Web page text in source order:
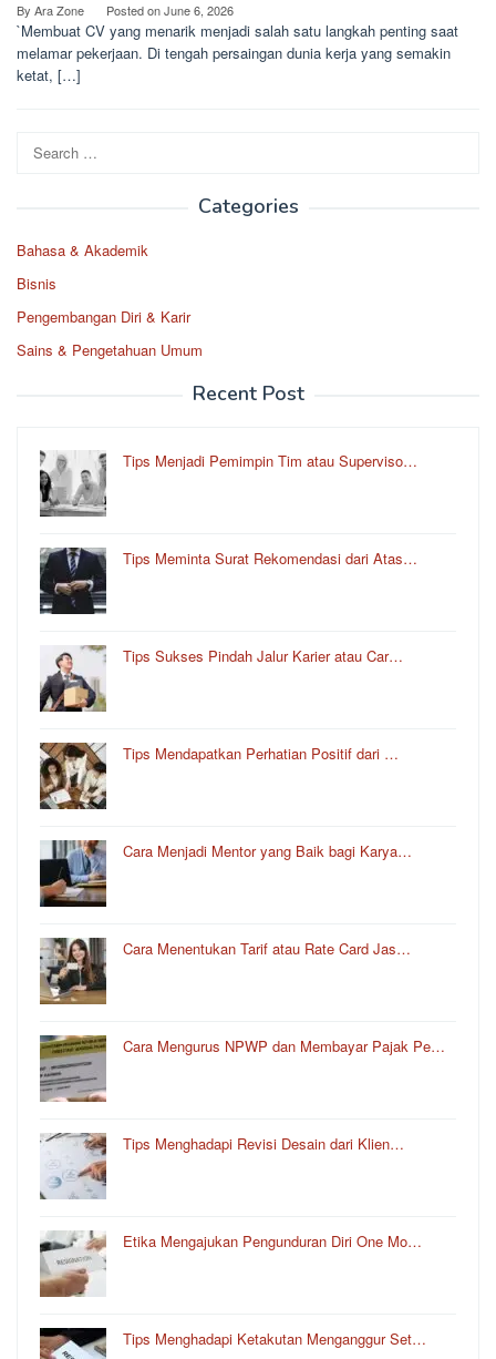
By Ara Zone Posted onJune 6, 2026
`Membuat CV yang menarik menjadi salah satu langkah penting saat
melamar pekerjaan. Di tengah persaingan dunia kerja yang semakin
ketat, […]
Search
for:
Categories
Bahasa & Akademik
Bisnis
Pengembangan Diri & Karir
Sains & Pengetahuan Umum
Recent Post
Tips Menjadi Pemimpin Tim atau Superviso…
Tips Meminta Surat Rekomendasi dari Atas…
Tips Sukses Pindah Jalur Karier atau Car…
Tips Mendapatkan Perhatian Positif dari …
Cara Menjadi Mentor yang Baik bagi Karya…
Cara Menentukan Tarif atau Rate Card Jas…
Cara Mengurus NPWP dan Membayar Pajak Pe…
Tips Menghadapi Revisi Desain dari Klien…
Etika Mengajukan Pengunduran Diri One Mo…
Tips Menghadapi Ketakutan Menganggur Set…